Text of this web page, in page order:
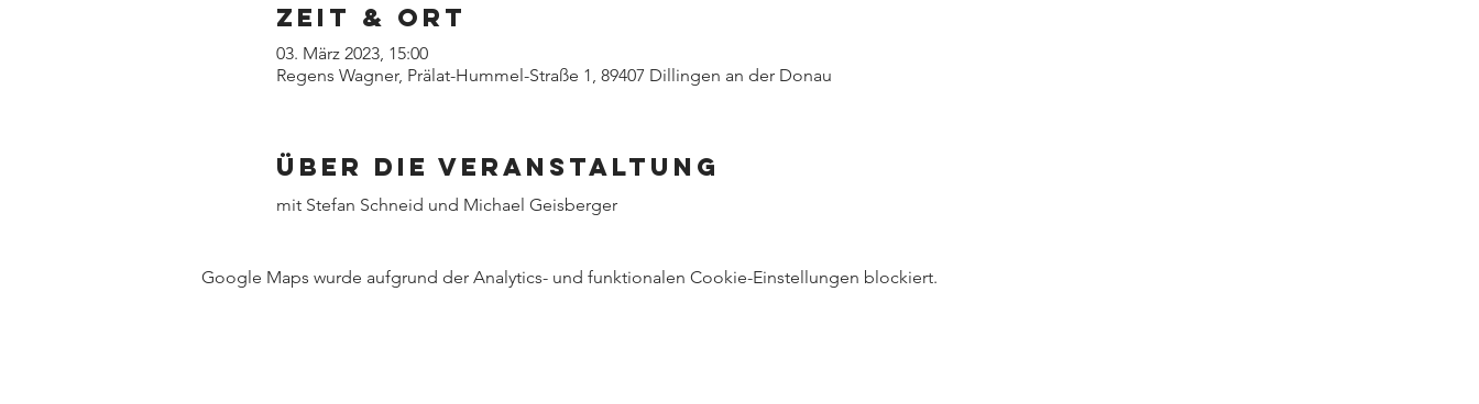
Zeit & Ort
03. März 2023, 15:00
Regens Wagner, Prälat-Hummel-Straße 1, 89407 Dillingen an der Donau
Über die Veranstaltung
mit Stefan Schneid und Michael Geisberger
Google Maps wurde aufgrund der Analytics- und funktionalen Cookie-Einstellungen blockiert.